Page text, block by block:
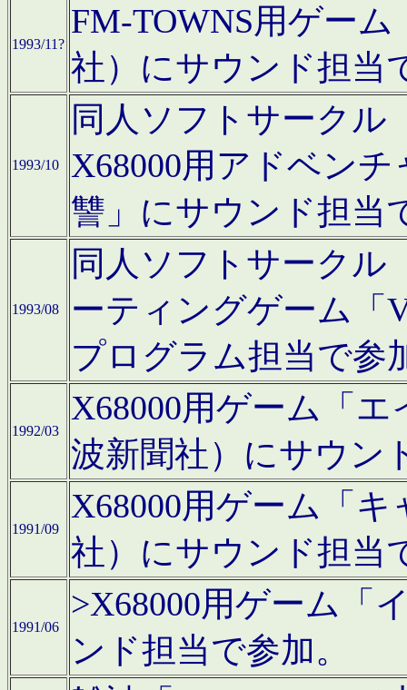
1993/11?
FM-TOWNS用ゲー
社）にサウンド担当
1993/10
同人ソフトサークル
X68000用アドベン
讐」にサウンド担当
1993/08
同人ソフトサークル
ーティングゲーム「
プログラム担当で参
1992/03
X68000用ゲーム「
波新聞社）にサウン
1991/09
X68000用ゲーム「
社）にサウンド担当
1991/06
>X68000用ゲーム「
ンド担当で参加。